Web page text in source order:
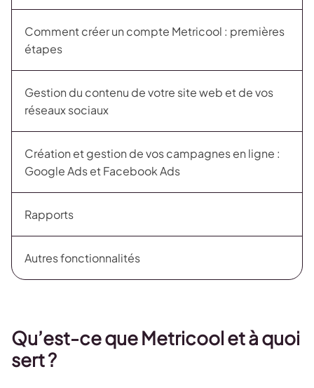
Comment créer un compte Metricool : premières
étapes
Gestion du contenu de votre site web et de vos
réseaux sociaux
Création et gestion de vos campagnes en ligne :
Google Ads et Facebook Ads
Rapports
Autres fonctionnalités
Qu’est-ce que Metricool et à quoi
sert ?